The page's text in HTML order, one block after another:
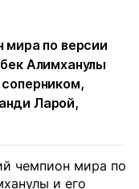
мира по версии
Алимханулы
Ларой,
чемпион мира по
и его